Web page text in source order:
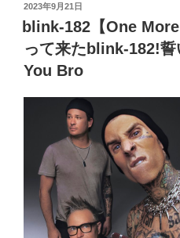
投
稿
日:
2023年9月21日
blink-182【One
って来たblink-182!
You Bro